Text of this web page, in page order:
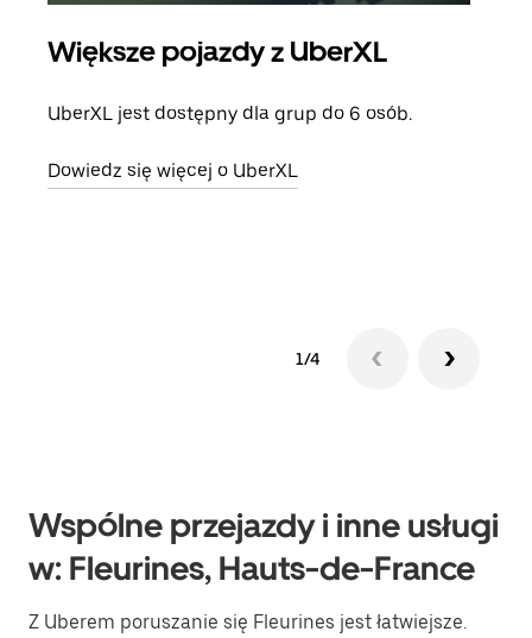
Większe pojazdy z UberXL
UberXL jest dostępny dla grup do 6 osób.
Dowiedz się więcej o UberXL
1/4
Wspólne przejazdy i inne usługi
w: Fleurines, Hauts-de-France
Z Uberem poruszanie się Fleurines jest łatwiejsze.